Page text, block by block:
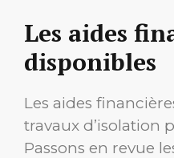
Les aides
disponibles
Les aides
travaux d’isolation
Passons en revue